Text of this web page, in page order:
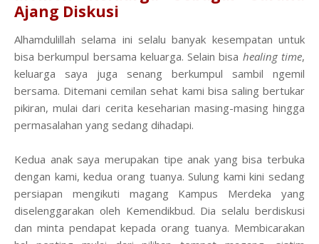
Ajang Diskusi
Alhamdulillah selama ini selalu banyak kesempatan untuk
bisa berkumpul bersama keluarga. Selain bisa healing time,
keluarga saya juga senang berkumpul sambil ngemil
bersama. Ditemani cemilan sehat kami bisa saling bertukar
pikiran, mulai dari cerita keseharian masing-masing hingga
permasalahan yang sedang dihadapi.
Kedua anak saya merupakan tipe anak yang bisa terbuka
dengan kami, kedua orang tuanya. Sulung kami kini sedang
persiapan mengikuti magang Kampus Merdeka yang
diselenggarakan oleh Kemendikbud. Dia selalu berdiskusi
dan minta pendapat kepada orang tuanya. Membicarakan